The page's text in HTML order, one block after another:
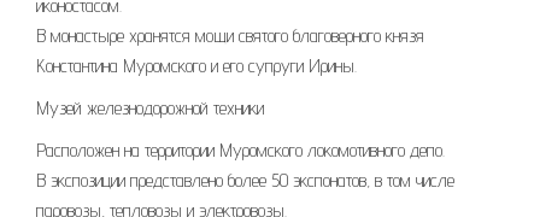
иконостасом.
В монастыре хранятся мощи святого благоверного князя
Константина Муромского и его супруги Ирины.
Музей железнодорожной техники
Расположен на территории Муромского локомотивного депо.
В экспозиции представлено более 50 экспонатов, в том числе
паровозы, тепловозы и электровозы.